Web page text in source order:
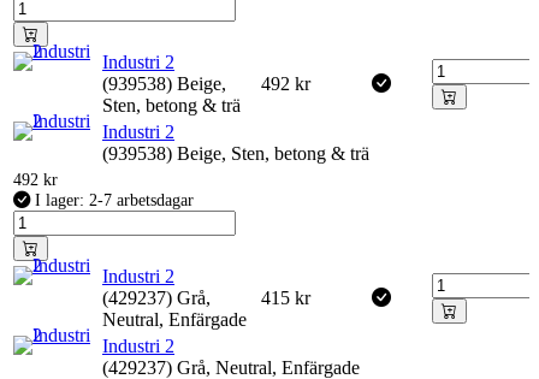
Industri 2
(939538) Beige,
Sten, betong & trä
492 kr
Industri 2
(939538) Beige, Sten, betong & trä
492 kr
I lager: 2-7 arbetsdagar
Industri 2
(429237) Grå,
Neutral, Enfärgade
415 kr
Industri 2
(429237) Grå, Neutral, Enfärgade